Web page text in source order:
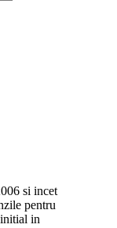
si incet
pentru
in